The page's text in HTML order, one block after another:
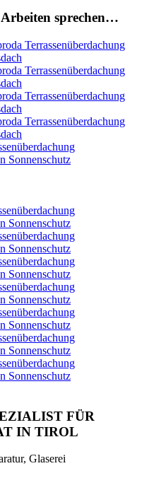
sprechen…
FÜR
IN TIROL
Glaserei